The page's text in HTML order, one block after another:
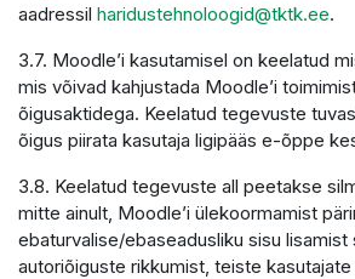
aadressil haridustehnoloogid@tktk.ee.
3.7. Moodle’i kasutamisel on keelatud
mis võivad kahjustada Moodle’i
õigusaktidega. Keelatud tegevuste
õigus piirata kasutaja ligipääs e-õppe
3.8. Keelatud tegevuste all peetakse
mitte ainult, Moodle’i ülekoormamist
ebaturvalise/ebaseadusliku sisu lisamist
autoriõiguste rikkumist, teiste